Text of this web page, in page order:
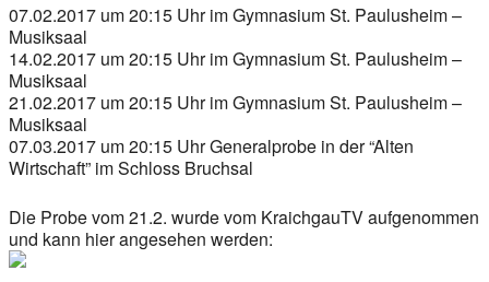
07.02.2017 um 20:15 Uhr im Gymnasium St. Paulusheim –
Musiksaal
14.02.2017 um 20:15 Uhr im Gymnasium St. Paulusheim –
Musiksaal
21.02.2017 um 20:15 Uhr im Gymnasium St. Paulusheim –
Musiksaal
07.03.2017 um 20:15 Uhr Generalprobe in der “Alten
Wirtschaft” im Schloss Bruchsal
Die Probe vom 21.2. wurde vom KraichgauTV aufgenommen
und kann hier angesehen werden: